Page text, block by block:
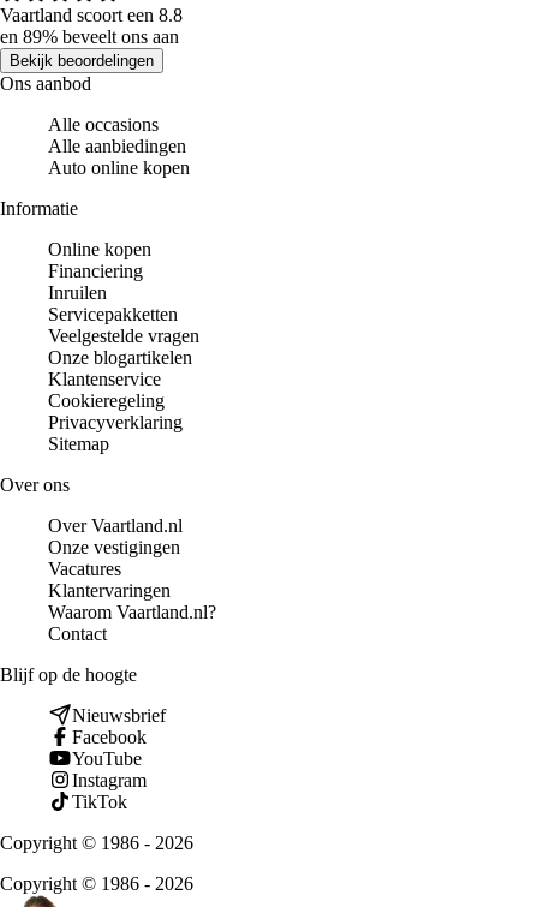
Vaartland scoort een 8.8
en 89% beveelt ons aan
Bekijk beoordelingen
Ons aanbod
Alle occasions
Alle aanbiedingen
Auto online kopen
Informatie
Online kopen
Financiering
Inruilen
Servicepakketten
Veelgestelde vragen
Onze blogartikelen
Klantenservice
Cookieregeling
Privacyverklaring
Sitemap
Over ons
Over Vaartland.nl
Onze vestigingen
Vacatures
Klantervaringen
Waarom Vaartland.nl?
Contact
Blijf op de hoogte
Nieuwsbrief
Facebook
YouTube
Instagram
TikTok
Copyright © 1986 - 2026
Copyright © 1986 - 2026